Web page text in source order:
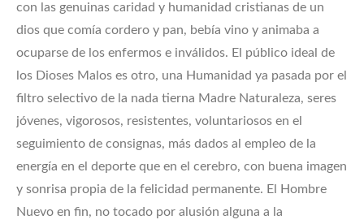
con las genuinas caridad y humanidad cristianas de un
dios que comía cordero y pan, bebía vino y animaba a
ocuparse de los enfermos e inválidos. El público ideal de
los Dioses Malos es otro, una Humanidad ya pasada por el
filtro selectivo de la nada tierna Madre Naturaleza, seres
jóvenes, vigorosos, resistentes, voluntariosos en el
seguimiento de consignas, más dados al empleo de la
energía en el deporte que en el cerebro, con buena imagen
y sonrisa propia de la felicidad permanente. El Hombre
Nuevo en fin, no tocado por alusión alguna a la